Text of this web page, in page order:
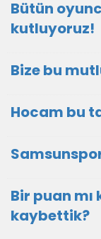
Bütün
kutluyoruz!
Bize bu
Hocam bu
Bir puan mı
kaybettik?